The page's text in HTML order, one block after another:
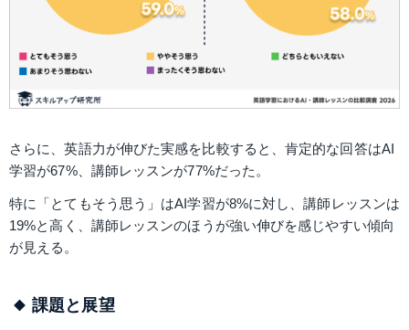
さらに、英語力が伸びた実感を比較すると、肯定的な回答はAI
学習が67%、講師レッスンが77%だった。
特に「とてもそう思う」はAI学習が8%に対し、講師レッスンは
19%と高く、講師レッスンのほうが強い伸びを感じやすい傾向
が見える。
課題と展望